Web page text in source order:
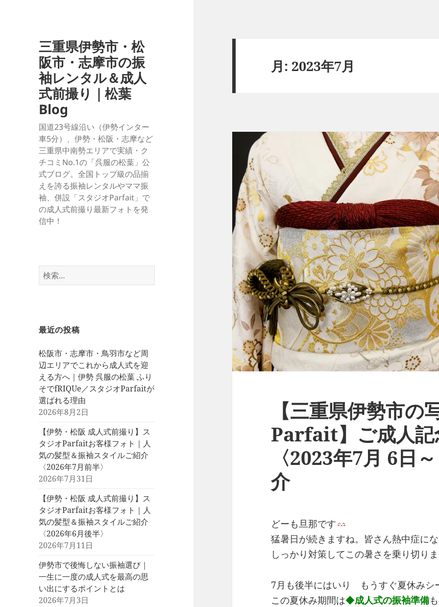
三重県伊勢市・松
阪市・志摩市の振
袖レンタル＆成人
式前撮り｜松葉
Blog
国道23号線沿い（伊勢インター
車5分）、伊勢・松阪・志摩など
三重県中南勢エリアで実績・ク
チコミNo.1の「呉服の松葉」公
式ブログ。全国トップ級の品揃
えを誇る振袖レンタルやママ振
袖、併設「スタジオParfait」で
の成人式前撮り最新フォトを発
信中！
検
索:
最近の投稿
松阪市・志摩市・鳥羽市など周
辺エリアでこれから成人式を迎
える方へ｜伊勢 呉服の松葉 ふり
そでfRIQUe／スタジオParfaitが
選ばれる理由
2026年8月2日
【伊勢・松阪 成人式前撮り】ス
タジオParfaitお客様フォト｜人
気の髪型＆振袖スタイルご紹介
〈2026年7月前半〉
2026年7月31日
【伊勢・松阪 成人式前撮り】ス
タジオParfaitお客様フォト｜人
気の髪型＆振袖スタイルご紹介
〈2026年6月後半〉
2026年7月11日
伊勢市で後悔しない振袖選び｜
一生に一度の成人式を最高の思
い出にするポイントとは
2026年7月3日
月: 2023年7月
【三重県伊勢市の
Parfait】ご成人記
〈2023年7月 6日
介
どーも旦那です
猛暑日が続きますね。皆さん熱中症に
しっかり対策してこの暑さを乗り切り
7月も後半にはいり もうすぐ夏休みシ
この夏休み期間は◆成人式の振袖準備も